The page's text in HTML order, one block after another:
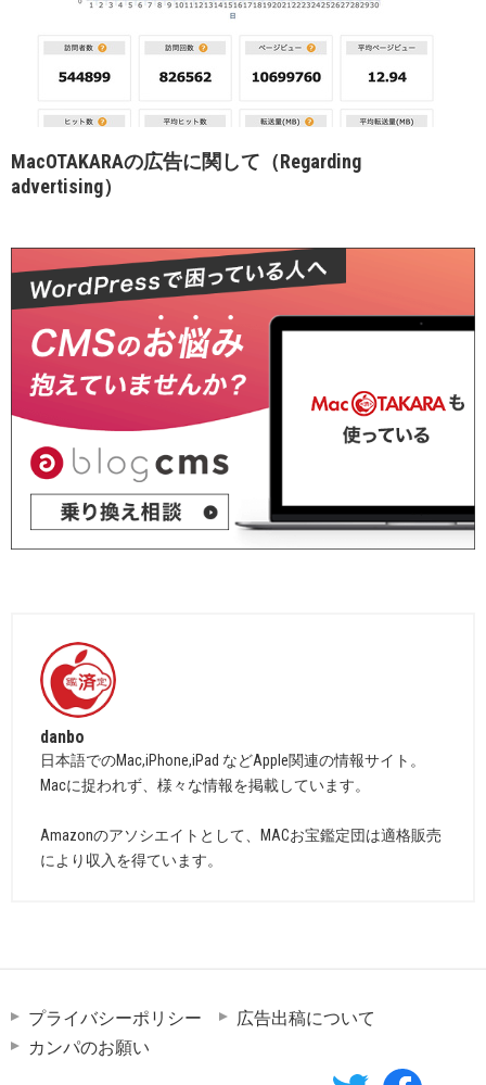
MacOTAKARAの広告に関して（Regarding
advertising）
danbo
日本語でのMac,iPhone,iPad などApple関連の情報サイト。
Macに捉われず、様々な情報を掲載しています。
Amazonのアソシエイトとして、MACお宝鑑定団は適格販売
により収入を得ています。
プライバシーポリシー
広告出稿について
カンパのお願い